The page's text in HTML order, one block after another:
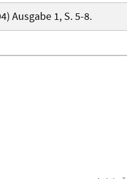
Ausgabe 1, S. 5-8.